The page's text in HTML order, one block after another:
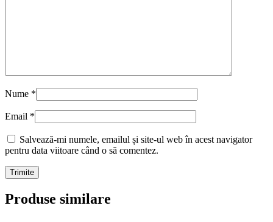
Nume *
Email *
Salvează-mi numele, emailul și site-ul web în acest navigator
pentru data viitoare când o să comentez.
Produse similare